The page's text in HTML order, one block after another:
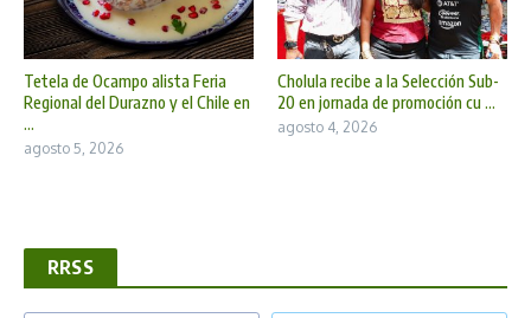
Tetela de Ocampo alista Feria
Regional del Durazno y el Chile en
...
agosto 5, 2026
Cholula recibe a la Selección Sub-
20 en jornada de promoción cu ...
agosto 4, 2026
RRSS